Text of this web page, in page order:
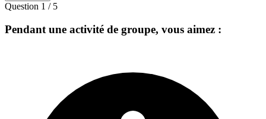
Question 1 / 5
Pendant une activité de groupe, vous aimez :